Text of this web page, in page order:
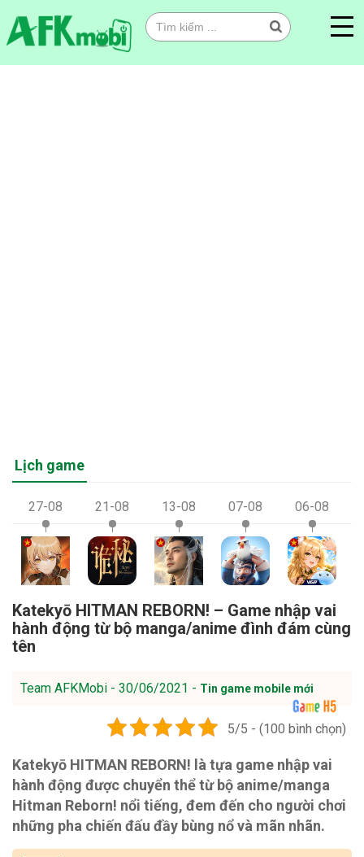
Lịch game
27-08 21-08 13-08 07-08 06-08
Katekyō HITMAN REBORN! – Game nhập vai
hành động từ bộ manga/anime đình đám cùng
tên
Team AFKMobi - 30/06/2021 - Tin game mobile mới
5/5 - (100 bình chọn)
Katekyō HITMAN REBORN! là tựa game nhập vai
hành động được chuyển thể từ bộ anime/manga
Hitman Reborn! nổi tiếng, đem đến cho người chơi
những pha chiến đấu đầy bùng nổ và mãn nhãn.